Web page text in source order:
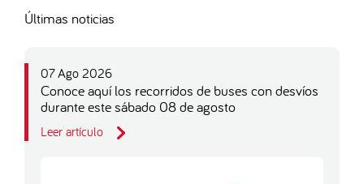
Últimas noticias
07 Ago 2026
Conoce aquí los recorridos de buses con desvíos
durante este sábado 08 de agosto
Leer artículo